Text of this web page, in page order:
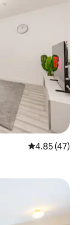
평점 4.85점
4.85 (47)